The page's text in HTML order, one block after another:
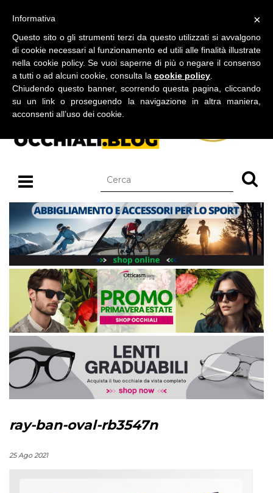
BLOG SU OCCHIALI DA SOLE E OCCHIALI DA VISTA
ray-ban-oval-rb3547n
25 Ago 2021
×
Informativa
Questo sito o gli strumenti terzi da questo utilizzati si avvalgono
di cookie necessari al funzionamento ed utili alle finalità illustrate
nella cookie policy. Se vuoi saperne di più o negare il consenso
a tutti o ad alcuni cookie, consulta la cookie policy
Chiudendo questo banner, scorrendo questa pagina, cliccando
su un link o proseguendo la navigazione in altra maniera,
acconsenti all’uso dei cookie.